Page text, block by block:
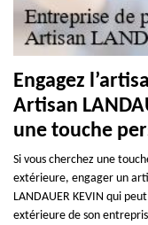
Engagez
Artisan
une touche
Si vous cherchez une
extérieure, engager un
LANDAUER KEVIN qui
extérieure de son